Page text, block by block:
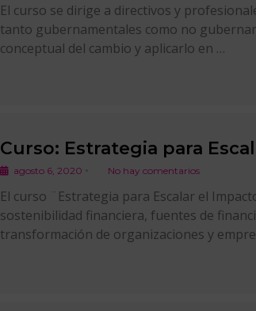
El curso se dirige a directivos y
tanto gubernamentales como no
conceptual del cambio y aplicarlo en …
Curso: Estrategia para
agosto 6, 2020 No hay comentarios
El curso ¨Estrategia para Escalar el
sostenibilidad financiera, fuentes de
transformación de organizaciones y